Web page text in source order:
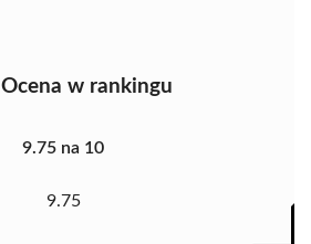
Ocena w rankingu
9.75 na 10
9.75